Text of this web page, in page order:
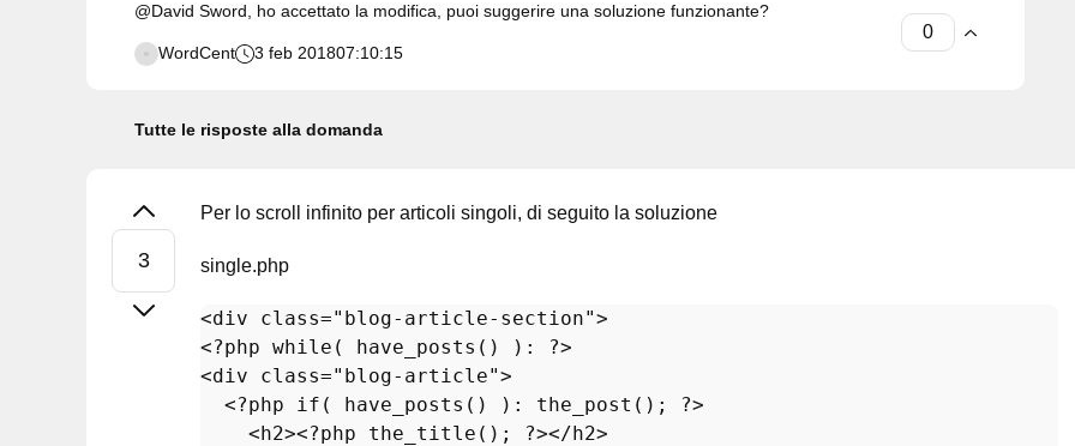
@David Sword, ho accettato la modifica, puoi suggerire una soluzione funzionante?
WordCent 3 feb 201807:10:15
Tutte le risposte alla domanda
Per lo scroll infinito per articoli singoli, di seguito la soluzione
single.php
<div class=" blog- article- section">
<?php while ( have_posts () ): ?>
<div class=" blog- article">
  <?
php if ( have_posts () ): the_post (); ?>
    <
h2><?php the_title (); ?></h2>